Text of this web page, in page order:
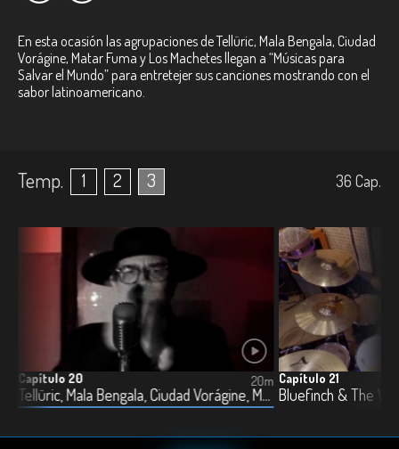
En esta ocasión las agrupaciones de Tellüric, Mala Bengala, Ciudad
Vorágine, Matar Fuma y Los Machetes llegan a “Músicas para
Salvar el Mundo” para entretejer sus canciones mostrando con el
sabor latinoamericano.
Temp. 1 2 3 36 Cap.
Capítulo 20
Tellüric, Mala Bengala, Ciudad Vorágine, Matar Fuma y Los Machetes
20m Capítulo 21